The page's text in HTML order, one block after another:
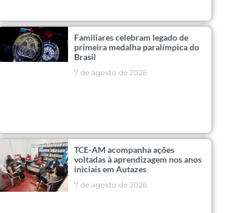
Familiares celebram legado de
primeira medalha paralímpica do
Brasil
7 de agosto de 2026
TCE-AM acompanha ações
voltadas à aprendizagem nos anos
iniciais em Autazes
7 de agosto de 2026